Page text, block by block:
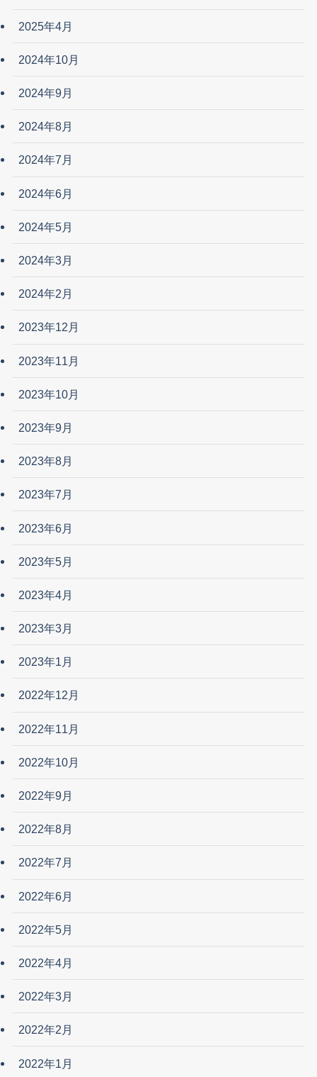
2025年4月
2024年10月
2024年9月
2024年8月
2024年7月
2024年6月
2024年5月
2024年3月
2024年2月
2023年12月
2023年11月
2023年10月
2023年9月
2023年8月
2023年7月
2023年6月
2023年5月
2023年4月
2023年3月
2023年1月
2022年12月
2022年11月
2022年10月
2022年9月
2022年8月
2022年7月
2022年6月
2022年5月
2022年4月
2022年3月
2022年2月
2022年1月